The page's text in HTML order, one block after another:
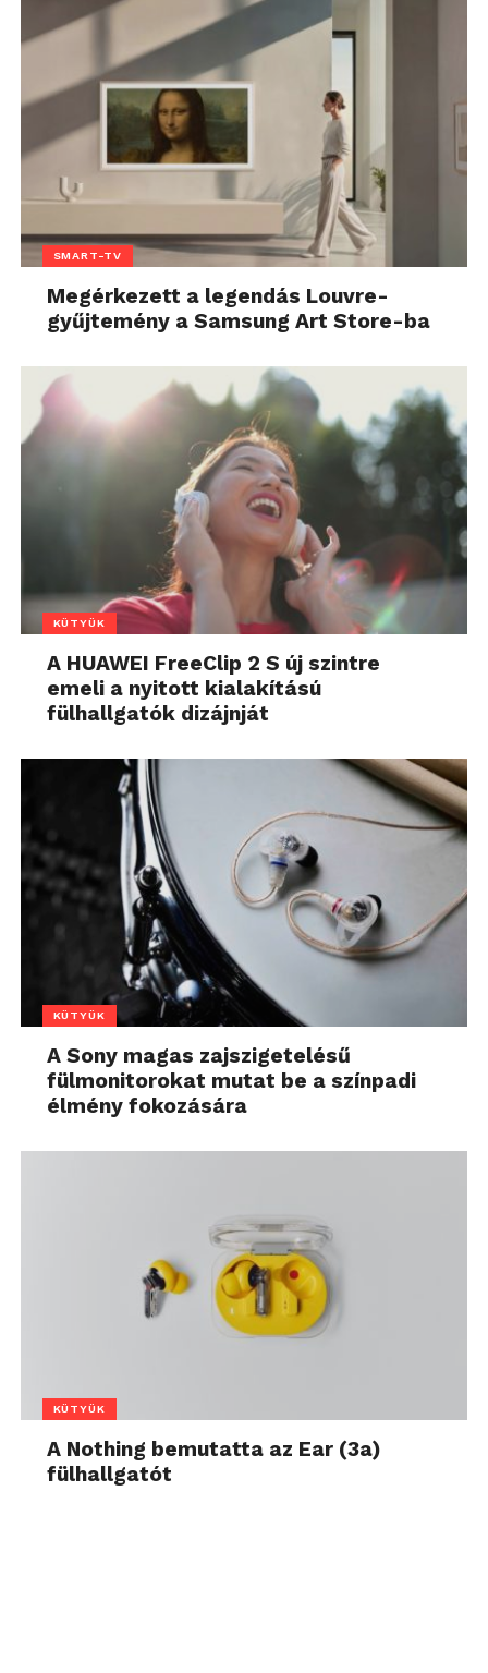
SMART-TV
Megérkezett a legendás Louvre-
gyűjtemény a Samsung Art Store-ba
KÜTYÜK
A HUAWEI FreeClip 2 S új szintre
emeli a nyitott kialakítású
fülhallgatók dizájnját
KÜTYÜK
A Sony magas zajszigetelésű
fülmonitorokat mutat be a színpadi
élmény fokozására
KÜTYÜK
A Nothing bemutatta az Ear (3a)
fülhallgatót